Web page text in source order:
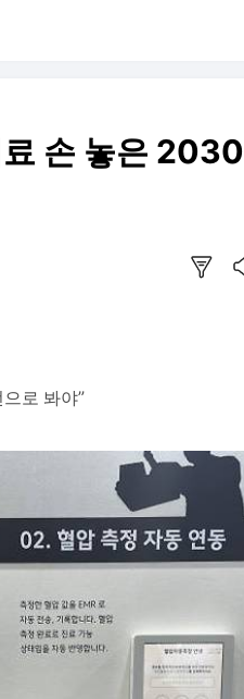
료 손 놓은 2030
로 봐야”